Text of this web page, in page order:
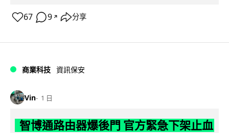
67 9 ↗ 分享
商業科技 資訊保安
Vin 1 日
智博通路由器爆後門 官方緊急下架止血